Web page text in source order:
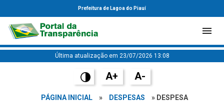
Prefeitura de Lagoa do Piauí
Última atualização em 23/07/2026 13:08
A+ A-
PÁGINA INICIAL » DESPESAS » DESPESA